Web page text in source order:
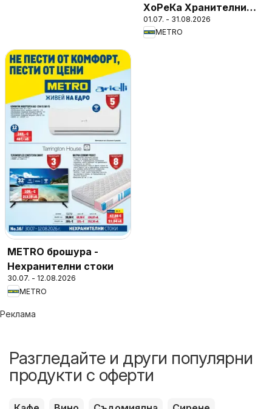
ХоРеКа Хранителни
стоки
01.07. - 31.08.2026
METRO
METRO брошура -
Нехранителни стоки
30.07. - 12.08.2026
METRO
Реклама
Разгледайте и други популярни
продукти с оферти